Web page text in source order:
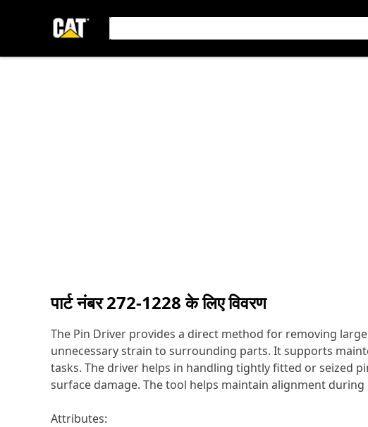
पार्ट नंबर272-1228के लिए विवरण
The Pin Driver provides a direct method for removing
unnecessary strain to surrounding parts. It supports
tasks. The driver helps in handling tightly fitted or seized
surface damage. The tool helps maintain alignment
Attributes: